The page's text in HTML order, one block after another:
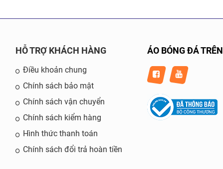
HỖ TRỢ KHÁCH HÀNG
Điều khoản chung
Chính sách bảo mật
Chính sách vận chuyển
Chính sách kiểm hàng
Hình thức thanh toán
Chính sách đổi trả hoàn tiền
ÁO BÓNG ĐÁ TRÊN